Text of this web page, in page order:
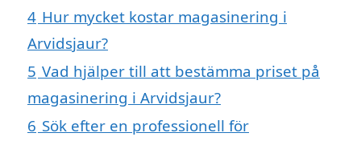
4 Hur mycket kostar magasinering i
Arvidsjaur?
5 Vad hjälper till att bestämma priset på
magasinering i Arvidsjaur?
6 Sök efter en professionell för